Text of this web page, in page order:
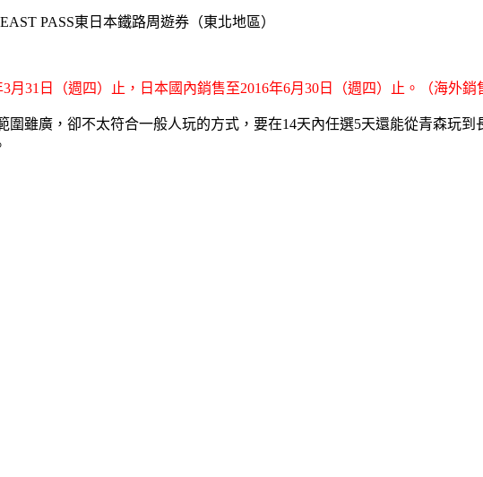
PASS東日本鐵路周遊券（東北地區）
月31日（週四）止，日本國內銷售至2016年6月30日（週四）止。（海外銷
圍雖廣，卻不太符合一般人玩的方式，要在14天內任選5天還能從青森玩